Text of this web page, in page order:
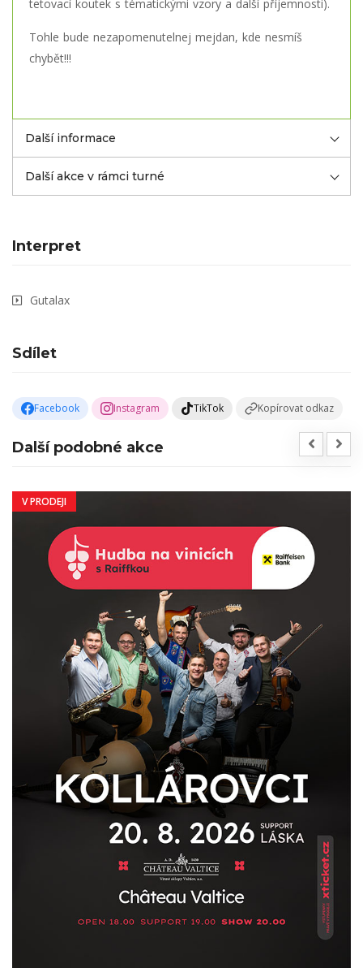
tetovací koutek s tématickými vzory a další příjemnosti).
Tohle bude nezapomenutelnej mejdan, kde nesmíš
chybět!!!
Další informace
Další akce v rámci turné
Interpret
Gutalax
Sdílet
Facebook Instagram TikTok Kopírovat odkaz
Další podobné akce
V PRODEJI